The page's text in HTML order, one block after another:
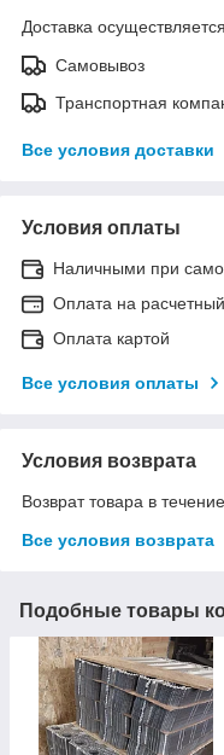
Доставка
Самовывоз
Транспортная
Все условия доставки
Условия оплаты
Наличными при
Оплата на
Оплата картой
Все условия оплаты
Условия возврата
Возврат товара в
Все условия возврата
Подобные товары